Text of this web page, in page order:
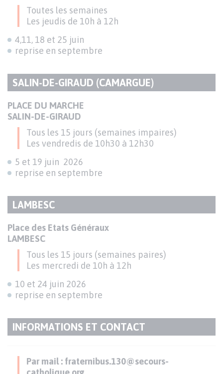
Toutes les semaines
Les jeudis de 10h à 12h
4,11, 18 et 25 juin
reprise en septembre
TITRE
DU
PARAGRAPHE
SALIN-DE-GIRAUD (CAMARGUE)
Texte
PLACE DU MARCHE
SALIN-DE-GIRAUD
Tous les 15 jours (semaines impaires)
Les vendredis de 10h30 à 12h30
5 et 19 juin 2026
reprise en septembre
TITRE
DU
PARAGRAPHE
LAMBESC
Texte
Place des Etats Généraux
LAMBESC
Tous les 15 jours (semaines paires)
Les mercredi de 10h à 12h
10 et 24 juin 2026
reprise en septembre
TITRE
PARAGRAPHE
INFORMATIONS ET CONTACT
Par mail : fraternibus.130@secours-